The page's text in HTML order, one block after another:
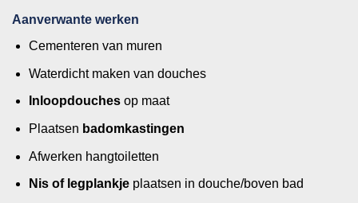
Aanverwante werken
Cementeren van muren
Waterdicht maken van douches
Inloopdouches op maat
Plaatsen badomkastingen
Afwerken hangtoiletten
Nis of legplankjeplaatsen in douche/boven bad